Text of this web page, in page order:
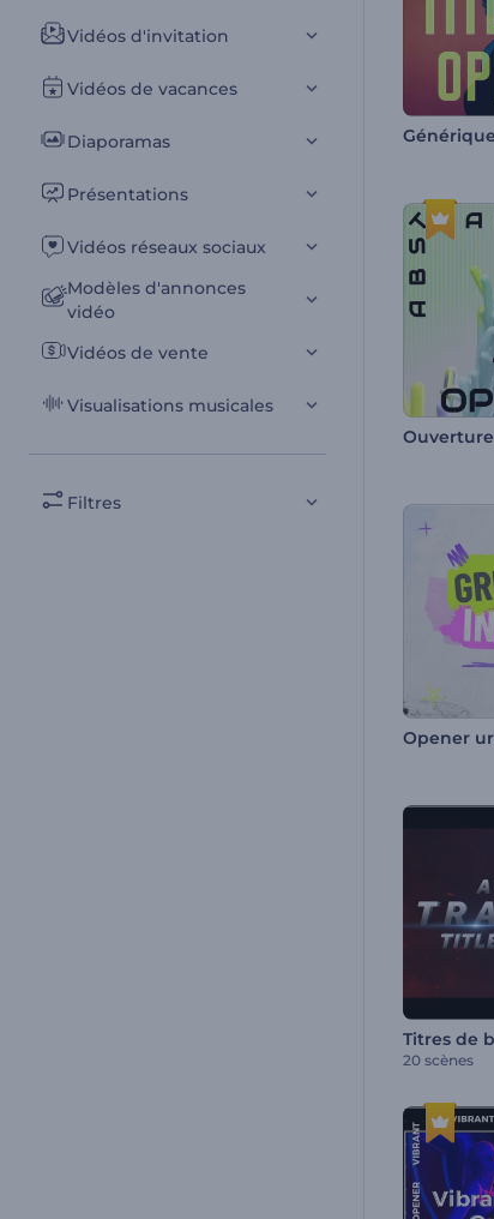
Vidéos d'invitation
Vidéos de vacances
Diaporamas
Présentations
Vidéos réseaux sociaux
Modèles d'annonces
vidéo
Vidéos de vente
Visualisations musicales
Filtres
Opener
20 scènes